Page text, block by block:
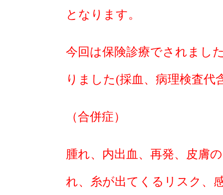
となります。
今回は保険診療でされまし
りました(採血、病理検査代
（合併症）
腫れ、内出血、再発、皮膚
れ、糸が出てくるリスク、